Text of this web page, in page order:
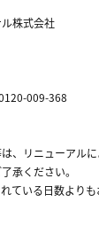
株式会社
009-368
、リニューアル
承ください。
ている日数よりも